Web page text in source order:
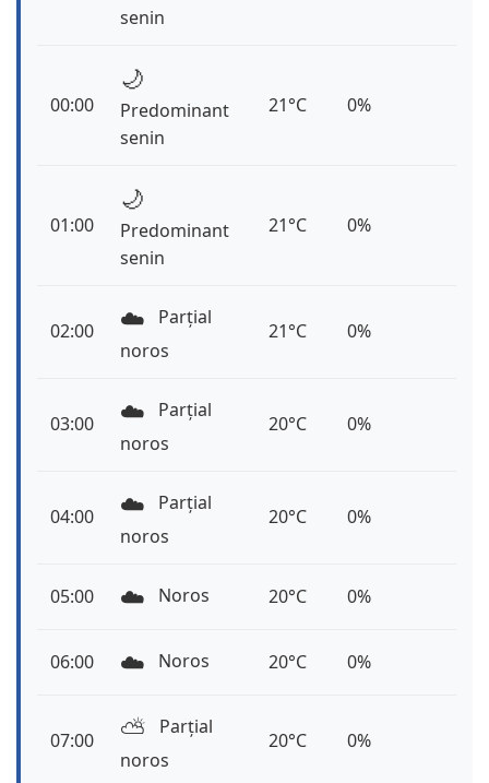
senin
00:00
🌙
Predominant
senin
21°C 0%
01:00
🌙
Predominant
senin
21°C 0%
02:00 ☁️
Parțial
noros
21°C 0%
03:00 ☁️
Parțial
noros
20°C 0%
04:00 ☁️
Parțial
noros
20°C 0%
05:00 ☁️ Noros 20°C 0%
06:00 ☁️ Noros 20°C 0%
07:00 ⛅️
Parțial
noros
20°C 0%